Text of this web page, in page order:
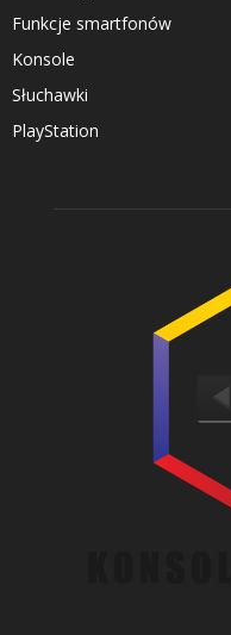
Funkcje smartfonów
Konsole
Słuchawki
PlayStation